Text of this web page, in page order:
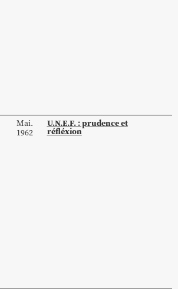
Mai.
1962
U.N.E.F. : prudence et
réfléxion